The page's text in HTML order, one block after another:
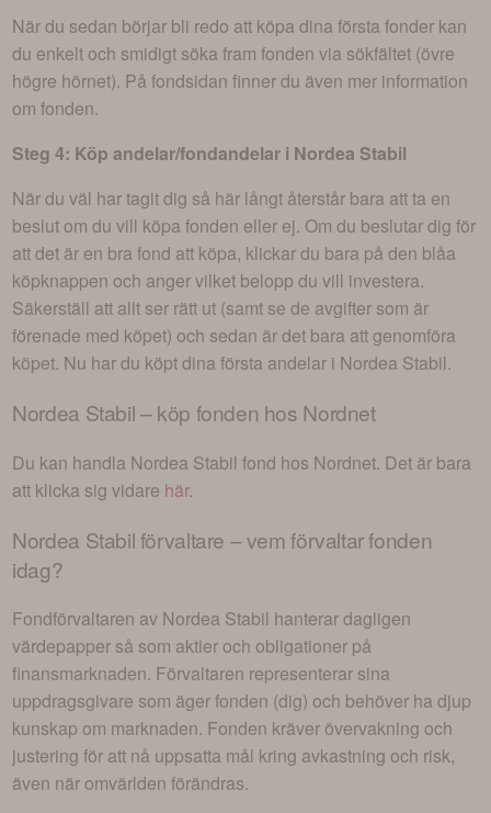
När du sedan börjar bli redo att köpa dina första fonder kan
du enkelt och smidigt söka fram fonden via sökfältet (övre
högre hörnet). På fondsidan finner du även mer information
om fonden.
Steg 4: Köp andelar/fondandelar i Nordea Stabil
När du väl har tagit dig så här långt återstår bara att ta en
beslut om du vill köpa fonden eller ej. Om du beslutar dig för
att det är en bra fond att köpa, klickar du bara på den blåa
köpknappen och anger vilket belopp du vill investera.
Säkerställ att allt ser rätt ut (samt se de avgifter som är
förenade med köpet) och sedan är det bara att genomföra
köpet. Nu har du köpt dina första andelar i Nordea Stabil.
Nordea Stabil– köp fonden hos Nordnet
Du kan handla Nordea Stabil fond hos Nordnet. Det är bara
att klicka sig vidare här.
Nordea Stabilförvaltare – vem förvaltar fonden
idag?
Fondförvaltaren av Nordea Stabil hanterar dagligen
värdepapper så som aktier och obligationer på
finansmarknaden. Förvaltaren representerar sina
uppdragsgivare som äger fonden (dig) och behöver ha djup
kunskap om marknaden. Fonden kräver övervakning och
justering för att nå uppsatta mål kring avkastning och risk,
även när omvärlden förändras.